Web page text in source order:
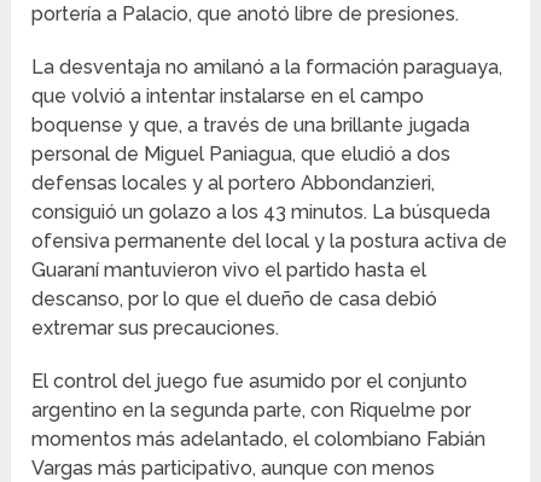
portería a Palacio, que anotó libre de presiones.
La desventaja no amilanó a la formación paraguaya,
que volvió a intentar instalarse en el campo
boquense y que, a través de una brillante jugada
personal de Miguel Paniagua, que eludió a dos
defensas locales y al portero Abbondanzieri,
consiguió un golazo a los 43 minutos. La búsqueda
ofensiva permanente del local y la postura activa de
Guaraní mantuvieron vivo el partido hasta el
descanso, por lo que el dueño de casa debió
extremar sus precauciones.
El control del juego fue asumido por el conjunto
argentino en la segunda parte, con Riquelme por
momentos más adelantado, el colombiano Fabián
Vargas más participativo, aunque con menos